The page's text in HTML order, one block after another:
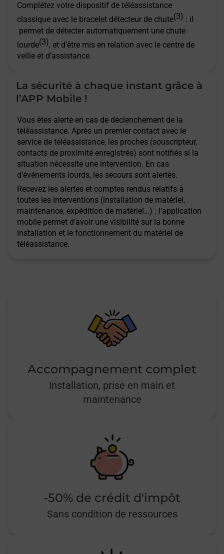
Complétez votre dispositif de téléassistance
classique avec le bracelet détecteur de chute(3) : il
permet de détecter automatiquement une chute
lourde(3), et d’être mis en relation avec le centre de
veille et d’assistance.
La sécurité à chaque instant grâce à
l’APP Mobile !
Vous êtes alerté en cas de déclenchement de la
téléassistance. Après un premier contact avec le
service de téléassistance, les proches (souscripteur,
contacts de proximité enregistrés) sont notifiés si la
situation nécessite une intervention. En cas
d’événements lourds, les secours sont alertés.
Recevez les alertes et comptes rendus relatifs à
toutes les interventions (installation de matériel,
maintenance, expédition de matériel…) : l’application
mobile permet d’avoir une visibilité sur la bonne
installation et le fonctionnement du matériel de
téléassistance.
Accompagnement complet
Installation, prise en main et
maintenance
-50% de crédit d'impôt
Sans condition de ressources